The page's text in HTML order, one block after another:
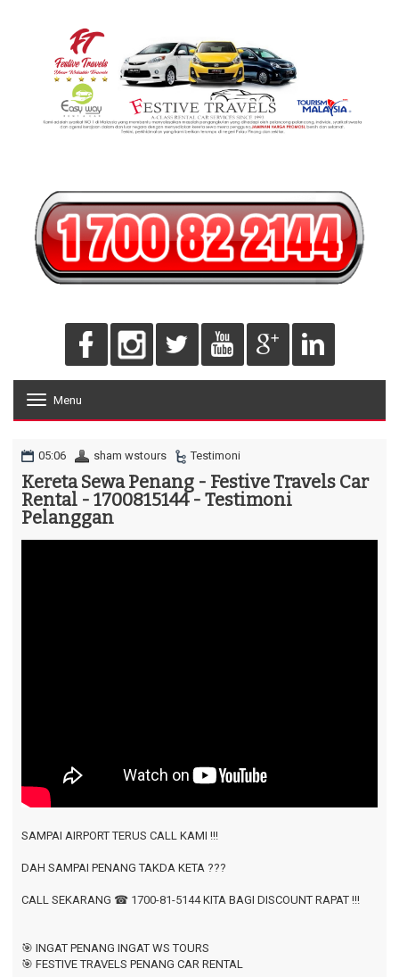
o
e
n
Menu
05:06 sham wstours Testimoni
Kereta Sewa Penang - Festive Travels Car
Rental - 1700815144 - Testimoni
Pelanggan
SAMPAI AIRPORT TERUS CALL KAMI !!!
DAH SAMPAI PENANG TAKDA KETA ???
CALL SEKARANG ☎ 1700-81-5144KITA BAGI DISCOUNT RAPAT !!!
🎯 INGAT PENANG INGAT WS TOURS
🎯 FESTIVE TRAVELS PENANG CAR RENTAL